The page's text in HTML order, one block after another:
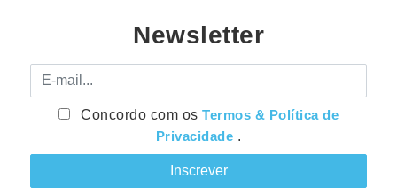
Newsletter
E-mail
Concordo com osTermos & Política de
Privacidade .